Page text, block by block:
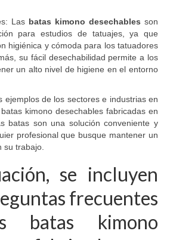
Las batas kimono desechables son
para estudios de tatuajes, ya que
higiénica y cómoda para los tatuadores
su fácil desechabilidad permite a los
un alto nivel de higiene en el entorno
ejemplos de los sectores e industrias en
kimono desechables fabricadas en
batas son una solución conveniente y
profesional que busque mantener un
su trabajo.
se incluyen
frecuentes
batas kimono